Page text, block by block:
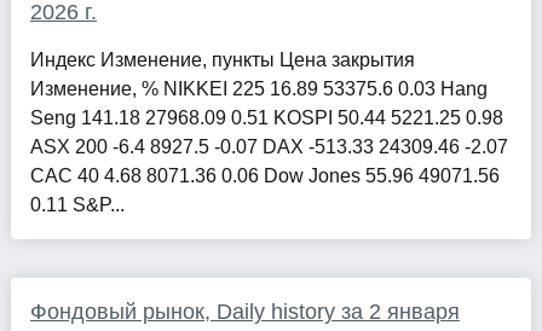
2026 г.
Индекс Изменение, пункты Цена закрытия
Изменение, % NIKKEI 225 16.89 53375.6 0.03 Hang
Seng 141.18 27968.09 0.51 KOSPI 50.44 5221.25 0.98
ASX 200 -6.4 8927.5 -0.07 DAX -513.33 24309.46 -2.07
CAC 40 4.68 8071.36 0.06 Dow Jones 55.96 49071.56
0.11 S&P...
Фондовый рынок, Daily history за 2 января